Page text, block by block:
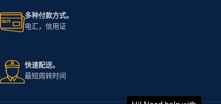
多种付款方式。
电汇，信用证
快速配送。
最短周转时间